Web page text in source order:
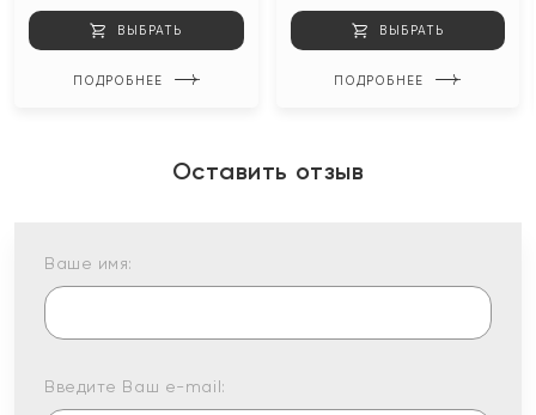
ВЫБРАТЬ
ПОДРОБНЕЕ
ВЫБРАТЬ
ПОДРОБНЕЕ
Оставить отзыв
Ваше имя:
Введите Ваш e-mail: